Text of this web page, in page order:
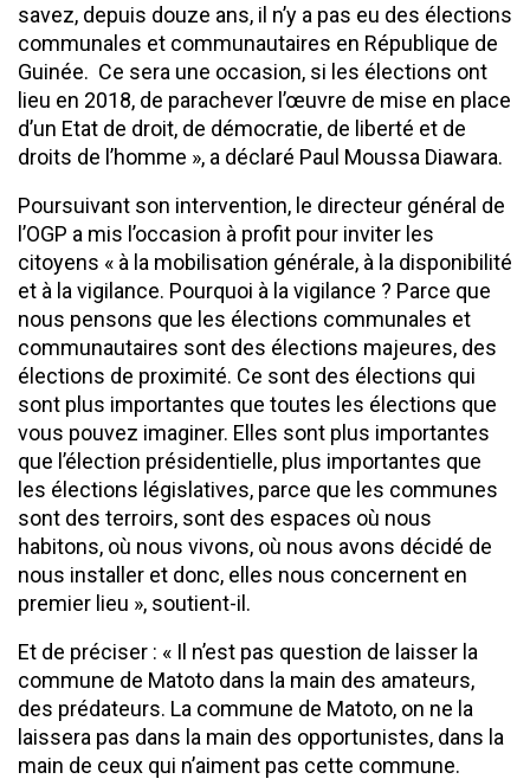
savez, depuis douze ans, il n’y a pas eu des élections
communales et communautaires en République de
Guinée. Ce sera une occasion, si les élections ont
lieu en 2018, de parachever l’œuvre de mise en place
d’un Etat de droit, de démocratie, de liberté et de
droits de l’homme », a déclaré Paul Moussa Diawara.
Poursuivant son intervention, le directeur général de
l’OGP a mis l’occasion à profit pour inviter les
citoyens « à la mobilisation générale, à la disponibilité
et à la vigilance. Pourquoi à la vigilance ? Parce que
nous pensons que les élections communales et
communautaires sont des élections majeures, des
élections de proximité. Ce sont des élections qui
sont plus importantes que toutes les élections que
vous pouvez imaginer. Elles sont plus importantes
que l’élection présidentielle, plus importantes que
les élections législatives, parce que les communes
sont des terroirs, sont des espaces où nous
habitons, où nous vivons, où nous avons décidé de
nous installer et donc, elles nous concernent en
premier lieu », soutient-il.
Et de préciser : « Il n’est pas question de laisser la
commune de Matoto dans la main des amateurs,
des prédateurs. La commune de Matoto, on ne la
laissera pas dans la main des opportunistes, dans la
main de ceux qui n’aiment pas cette commune.